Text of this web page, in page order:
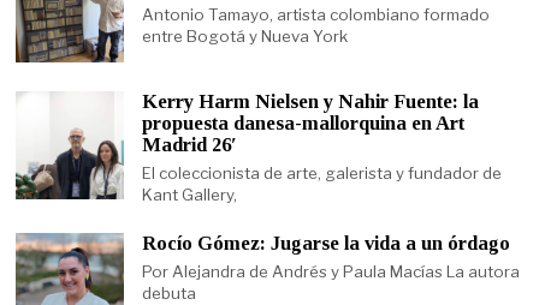
Antonio Tamayo, artista colombiano formado
entre Bogotá y Nueva York
Kerry Harm Nielsen y Nahir Fuente: la
propuesta danesa-mallorquina en Art
Madrid 26′
El coleccionista de arte, galerista y fundador de
Kant Gallery,
Rocío Gómez: Jugarse la vida a un órdago
Por Alejandra de Andrés y Paula Macías La autora
debuta